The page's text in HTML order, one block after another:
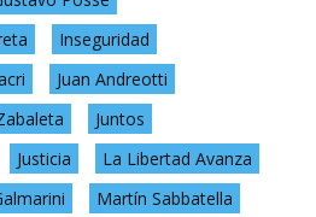
Inseguridad
Juan Andreotti
Juntos
Justicia
La Libertad Avanza
Martín Sabbatella